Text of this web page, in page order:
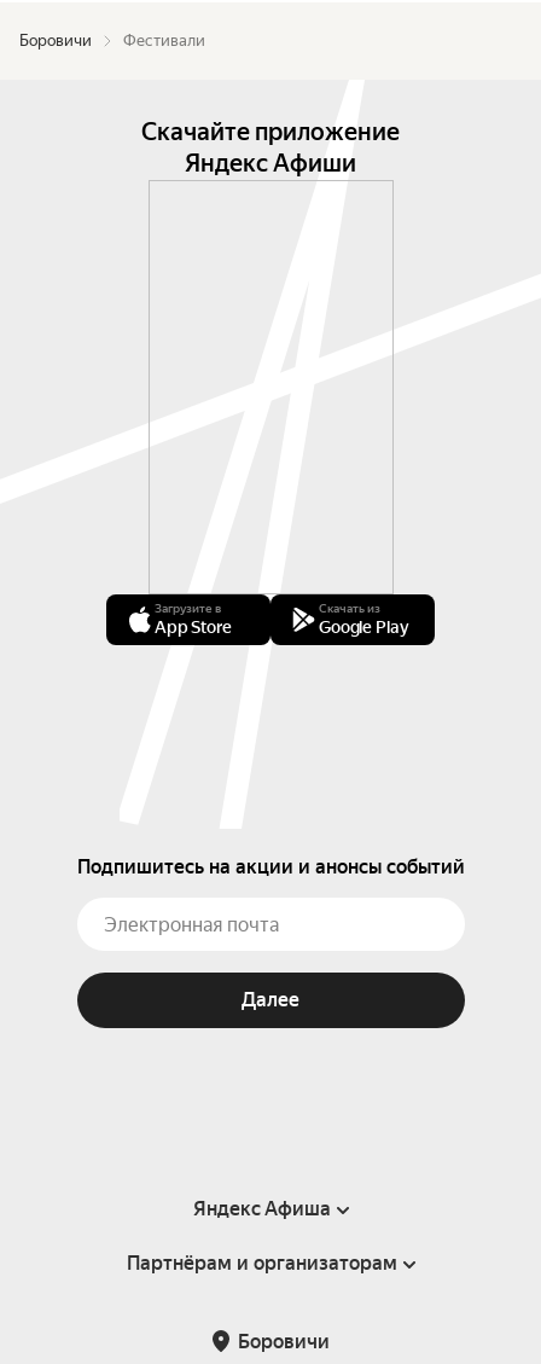
Боровичи Фестивали
Скачайте приложение
Яндекс Афиши
Загрузите в
App Store
Скачать из
Google Play
Подпишитесь на акции и анонсы событий
Далее
Яндекс Афиша
Справка
Подарочные сертификаты
Партнёрам и организаторам
Боровичи